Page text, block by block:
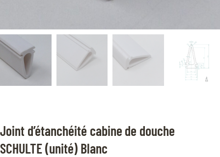
Joint d’étanchéité cabine de douche
SCHULTE (unité) Blanc